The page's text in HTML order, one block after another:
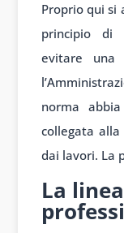
Proprio qui si
principio di
evitare una
norma
collegata
dai lavori. La
La